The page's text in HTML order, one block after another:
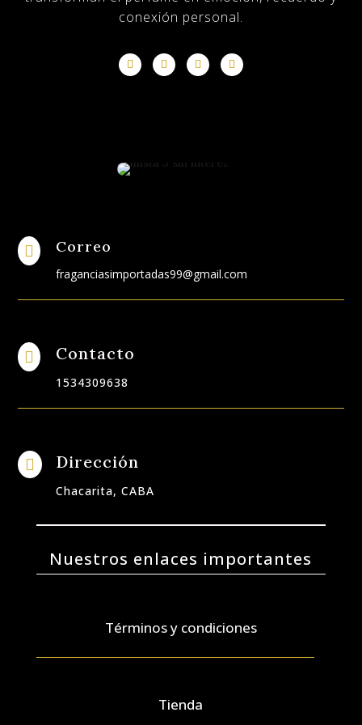
conexión personal.
 Correo
fraganciasimportadas99@gmail.com
 Contacto
1534309638
 Dirección
Chacarita, CABA
Nuestros enlaces importantes
Términos y condiciones
Tienda